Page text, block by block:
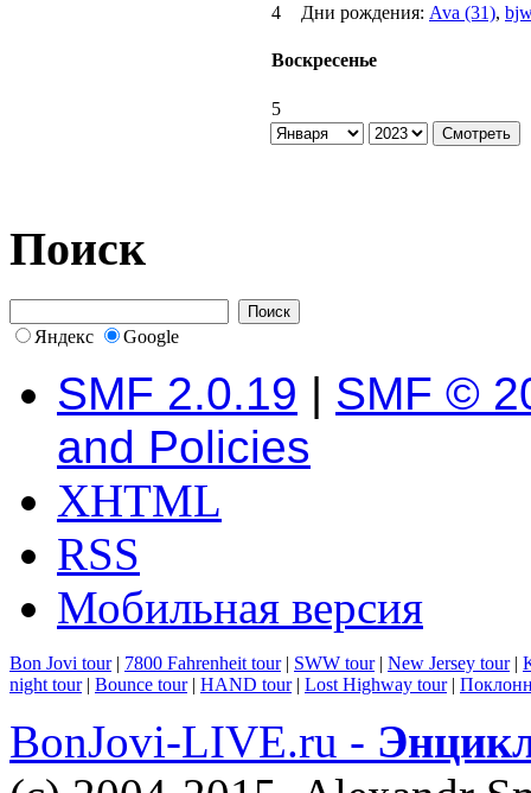
4 Дни рождения: Ava (31),
Воскресенье
5
Поиск
Яндекс Google
SMF 2.0.19 | SMF ©
and Policies
XHTML
RSS
Мобильная версия
Bon Jovi tour| 7800 Fahrenheit tour| SWW tour| New Jersey tour|
night tour| Bounce tour| HAND tour| Lost Highway tour|
BonJovi-LIVE.ru -